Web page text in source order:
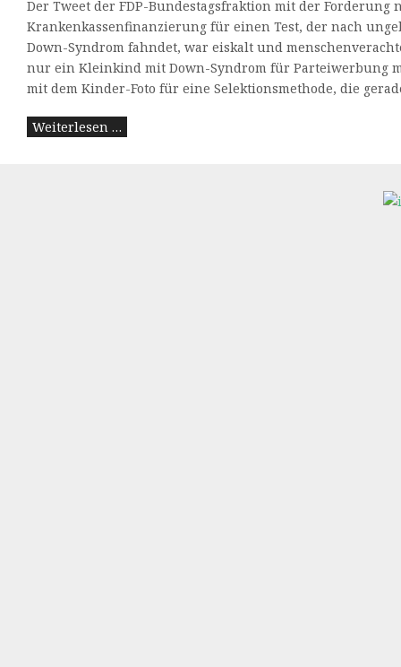
Der Tweet der FDP-Bundestagsfraktion mit der Forderung
Krankenkassenfinanzierung für einen Test, der nach
Down-Syndrom fahndet, war eiskalt und
nur ein Kleinkind mit Down-Syndrom für Parteiwerbung
mit dem Kinder-Foto für eine Selektionsmethode, die
Weiterlesen …